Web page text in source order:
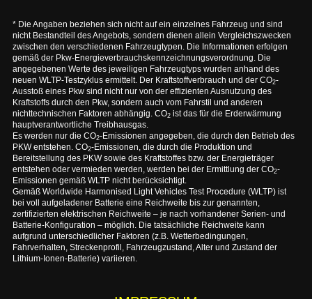
* Die Angaben beziehen sich nicht auf ein einzelnes Fahrzeug und sind
nicht Bestandteil des Angebots, sondern dienen allein Vergleichszwecken
zwischen den verschiedenen Fahrzeugtypen. Die Informationen erfolgen
gemäß der Pkw-Energieverbrauchskennzeichnungsverordnung. Die
angegebenen Werte des jeweiligen Fahrzeugtyps wurden anhand des
neuen WLTP-Testzyklus ermittelt. Der Kraftstoffverbrauch und der CO2-
Ausstoß eines Pkw sind nicht nur von der effizienten Ausnutzung des
Kraftstoffs durch den Pkw, sondern auch vom Fahrstil und anderen
nichttechnischen Faktoren abhängig. CO2ist das für die Erderwärmung
hauptverantwortliche Treibhausgas.
Es werden nur die CO2-Emissionen angegeben, die durch den Betrieb des
PKW entstehen. CO2-Emissionen, die durch die Produktion und
Bereitstellung des PKW sowie des Kraftstoffes bzw. der Energieträger
entstehen oder vermieden werden, werden bei der Ermittlung der CO2-
Emissionen gemäß WLTP nicht berücksichtigt.
Gemäß Worldwide Harmonised Light Vehicles Test Procedure (WLTP) ist
bei voll aufgeladener Batterie eine Reichweite bis zur genannten,
zertifizierten elektrischen Reichweite – je nach vorhandener Serien- und
Batterie-Konfiguration – möglich. Die tatsächliche Reichweite kann
aufgrund unterschiedlicher Faktoren (z.B. Wetterbedingungen,
Fahrverhalten, Streckenprofil, Fahrzeugzustand, Alter und Zustand der
Lithium-Ionen-Batterie) variieren.